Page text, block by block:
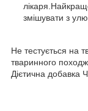
змішувати з
Не тестується на
тваринного
Дієтична добавка